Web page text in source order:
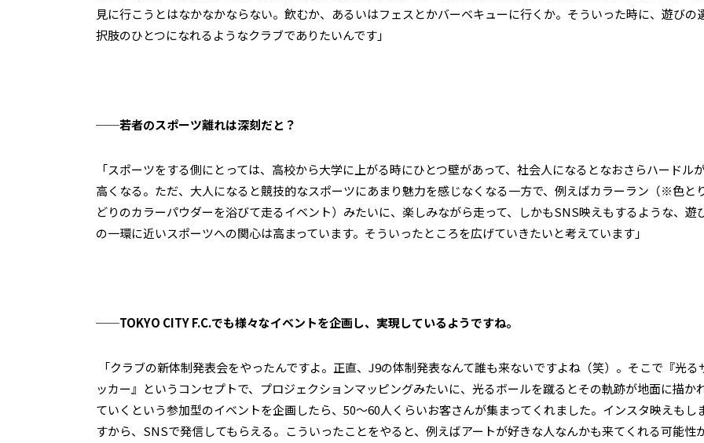
見に行こうとはなかなかならない。飲むか、あるいはフェスとかバーベキューに行くか。そういった時に、遊びの
択肢のひとつになれるようなクラブでありたいんです」
──若者のスポーツ離れは深刻だと？
「スポーツをする側にとっては、高校から大学に上がる時にひとつ壁があって、社会人になるとなおさらハードル
高くなる。ただ、大人になると競技的なスポーツにあまり魅力を感じなくなる一方で、例えばカラーラン（※色と
どりのカラーパウダーを浴びて走るイベント）みたいに、楽しみながら走って、しかもSNS映えもするような、遊
の一環に近いスポーツへの関心は高まっています。そういったところを広げていきたいと考えています」
──TOKYO CITY F.C.でも様々なイベントを企画し、実現しているようですね。
「クラブの新体制発表会をやったんですよ。正直、J9の体制発表なんて誰も来ないですよね（笑）。そこで『光る
ッカー』というコンセプトで、プロジェクションマッピングみたいに、光るボールを蹴るとその軌跡が地面に描か
ていくという参加型のイベントを企画したら、50～60人くらいお客さんが集まってくれました。インスタ映えもし
すから、SNSで発信してもらえる。こういったことをやると、例えばアートが好きな人なんかも来てくれる可能性